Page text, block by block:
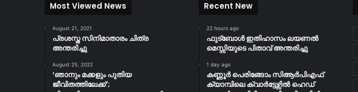
Most Viewed News
August 21, 2021
പ്രശസ്ത സിനിമാതാരം ചിത്ര
അന്തരിച്ചു
August 25, 2022
‘ഞാനും മക്കളും പുതിയ
ജീവിതത്തിലേക്ക്’;
Recent New
22 hours ago
ഫുട്ബോൾ ഇതിഹാസം ലയണൽ
മെസ്സിയുടെ പിതാവ് അന്തരിച്ചു
1 day ago
കണ്ണൂർ പെരിങ്ങോം സിആർപിഎഫ്
ക്യാമ്പിലെ ക്വാർട്ടേഴ്സിൽ ഹെഡ്